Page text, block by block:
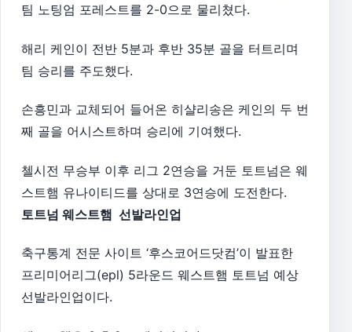
팀 노팅엄 포레스트를 2-0으로 물리쳤다.
해리 케인이 전반 5분과 후반 35분 골을 터트리며
팀 승리를 주도했다.
손흥민과 교체되어 들어온 히샬리송은 케인의 두 번
째 골을 어시스트하며 승리에 기여했다.
첼시전 무승부 이후 리그 2연승을 거둔 토트넘은 웨
스트햄 유나이티드를 상대로 3연승에 도전한다.
토트넘 웨스트햄 선발라인업
축구통계 전문 사이트 ‘후스코어드닷컴’이 발표한
프리미어리그(epl) 5라운드 웨스트햄 토트넘 예상
선발라인업이다.